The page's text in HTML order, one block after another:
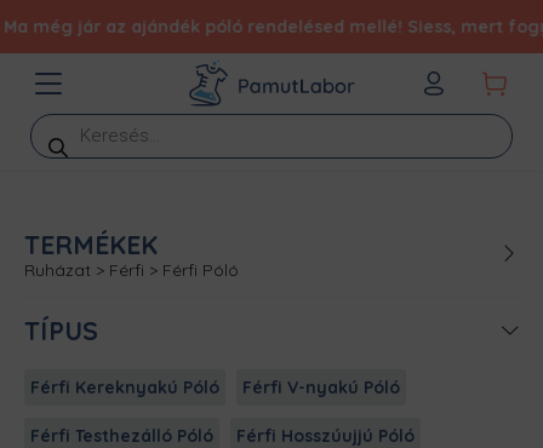
jár az ajándék póló rendelésed mellé! Siess, mert fogy a
Products
search
TERMÉKEK
Ruházat > Férfi > Férfi Póló
TÍPUS
Férfi Kereknyakú Póló Férfi V-nyakú Póló
Férfi Testhezálló Póló Férfi Hosszúujjú Póló